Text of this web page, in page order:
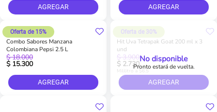
AGREGAR AGREGAR
Combo Sabores Manzana
Colombiana Pepsi 2.5 L
$ 15.300
$ 18.000
Oferta de 15%
AGREGAR
Hit Uva Tetrapak Goat 200 ml x 3
und
Oferta de 30%
$ 3.900
$ 2.730
Mililitro a $6.5
No disponible
Pronto estará de vuelta.
AGREGAR